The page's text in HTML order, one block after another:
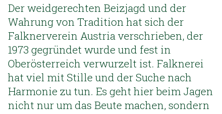
Der weidgerechten Beizjagd und der
Wahrung von Tradition hat sich der
Falknerverein Austria verschrieben, der
1973 gegründet wurde und fest in
Oberösterreich verwurzelt ist. Falknerei
hat viel mit Stille und der Suche nach
Harmonie zu tun. Es geht hier beim Jagen
nicht nur um das Beute machen, sondern